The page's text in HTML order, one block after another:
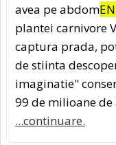
avea pe abdom
plantei carnivore
captura prada,
de stiinta
imaginatie"
99 de milioane
...continuare.